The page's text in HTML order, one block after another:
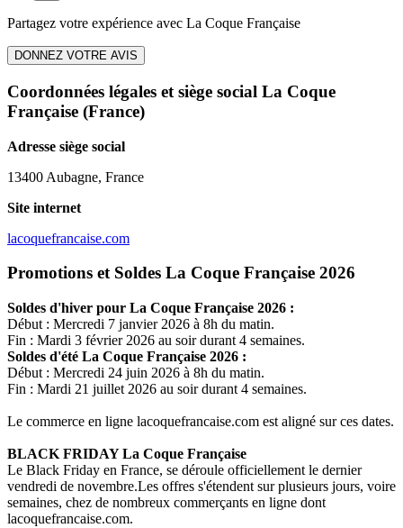
Partagez votre expérience avec La Coque Française
DONNEZ VOTRE AVIS
Coordonnées légales et siège social La Coque
Française (France)
Adresse siège social
13400 Aubagne, France
Site internet
lacoquefrancaise.com
Promotions et Soldes La Coque Française 2026
Soldes d'hiver pour La Coque Française 2026 :
Début : Mercredi 7 janvier 2026 à 8h du matin.
Fin : Mardi 3 février 2026 au soir durant 4 semaines.
Soldes d'été La Coque Française 2026 :
Début : Mercredi 24 juin 2026 à 8h du matin.
Fin : Mardi 21 juillet 2026 au soir durant 4 semaines.
Le commerce en ligne lacoquefrancaise.com est aligné sur ces dates.
BLACK FRIDAYLa Coque Française
Le Black Friday en France, se déroule officiellement le dernier
vendredi de novembre.Les offres s'étendent sur plusieurs jours, voire
semaines, chez de nombreux commerçants en ligne dont
lacoquefrancaise.com.